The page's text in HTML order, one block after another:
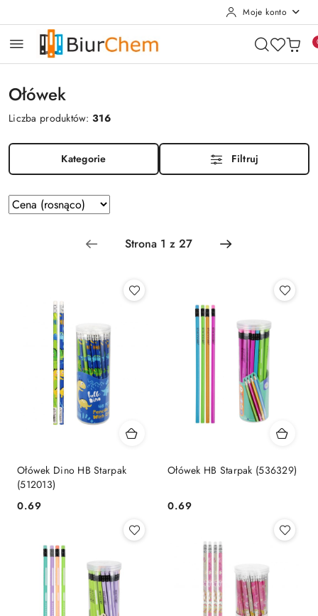
Moje konto
Ołówek
Liczba produktów:316
Kategorie Filtruj
Zastosowano sortowanie: Cena (rosnąco).
Sortuj
według
Ołówek Dino HB Starpak
(512013)
Cena:
0.69
Ołówek HB Starpak (536329)
Cena:
0.69